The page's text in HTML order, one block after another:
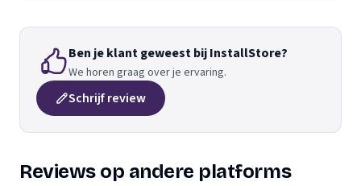
Ben je klant geweest bij InstallStore?
We horen graag over je ervaring.
Schrijf review
Reviews op andere platforms